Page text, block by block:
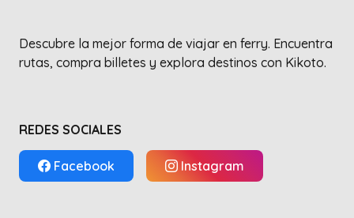
Descubre la mejor forma de viajar en ferry. Encuentra
rutas, compra billetes y explora destinos con Kikoto.
REDES SOCIALES
Facebook Instagram